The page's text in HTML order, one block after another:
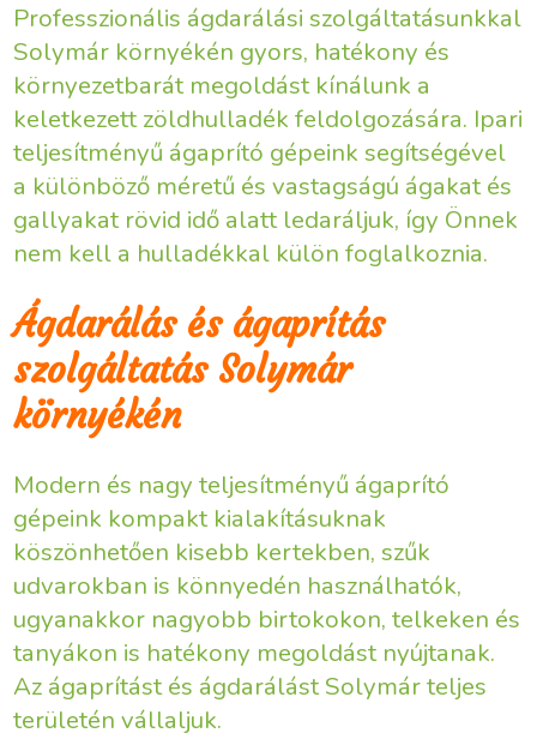
Professzionális ágdarálási szolgáltatásunkkal
Solymár környékén gyors, hatékony és
környezetbarát megoldást kínálunk a
keletkezett zöldhulladék feldolgozására. Ipari
teljesítményű ágaprító gépeink segítségével
a különböző méretű és vastagságú ágakat és
gallyakat rövid idő alatt ledaráljuk, így Önnek
nem kell a hulladékkal külön foglalkoznia.
Ágdarálás és ágaprítás
szolgáltatás Solymár
környékén
Modern és nagy teljesítményű ágaprító
gépeink kompakt kialakításuknak
köszönhetően kisebb kertekben, szűk
udvarokban is könnyedén használhatók,
ugyanakkor nagyobb birtokokon, telkeken és
tanyákon is hatékony megoldást nyújtanak.
Az ágaprítást és ágdarálást Solymár teljes
területén vállaljuk.